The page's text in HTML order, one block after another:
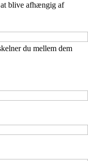
blive afhængig af
du mellem dem